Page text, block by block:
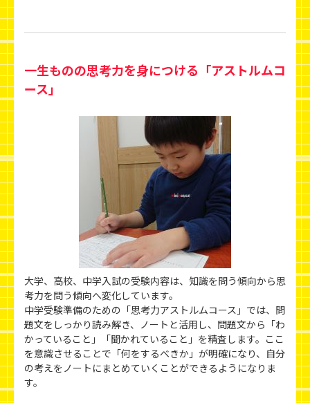
一生ものの思考力を身につける「アストルムコ
ース」
大学、高校、中学入試の受験内容は、知識を問う傾向から思
考力を問う傾向へ変化しています。
中学受験準備のための「思考力アストルムコース」では、問
題文をしっかり読み解き、ノートと活用し、問題文から「わ
かっていること」「聞かれていること」を精査します。ここ
を意識させることで「何をするべきか」が明確になり、自分
の考えをノートにまとめていくことができるようになりま
す。